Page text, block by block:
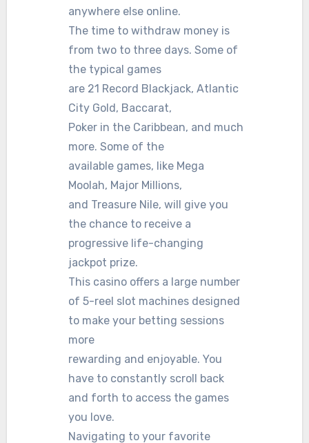
anywhere else online.
The time to withdraw money is
from two to three days. Some of
the typical games
are 21 Record Blackjack, Atlantic
City Gold, Baccarat,
Poker in the Caribbean, and much
more. Some of the
available games, like Mega
Moolah, Major Millions,
and Treasure Nile, will give you
the chance to receive a
progressive life-changing
jackpot prize.
This casino offers a large number
of 5-reel slot machines designed
to make your betting sessions
more
rewarding and enjoyable. You
have to constantly scroll back
and forth to access the games
you love.
Navigating to your favorite